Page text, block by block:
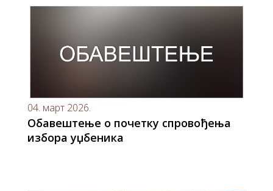
04. март 2026.
Обавештење о почетку спровођења
избора уџбеника